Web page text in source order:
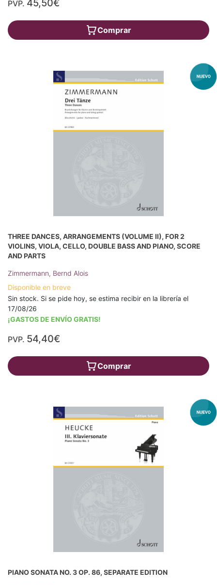
PVP. 45,50€
Comprar
THREE DANCES, ARRANGEMENTS (VOLUME II), FOR 2
VIOLINS, VIOLA, CELLO, DOUBLE BASS AND PIANO, SCORE
AND PARTS
Zimmermann, Bernd Alois
Disponible en breve
Sin stock. Si se pide hoy, se estima recibir en la librería el
17/08/26
¡GASTOS DE ENVÍO GRATIS!
PVP. 54,40€
Comprar
PIANO SONATA NO. 3 OP. 86, SEPARATE EDITION